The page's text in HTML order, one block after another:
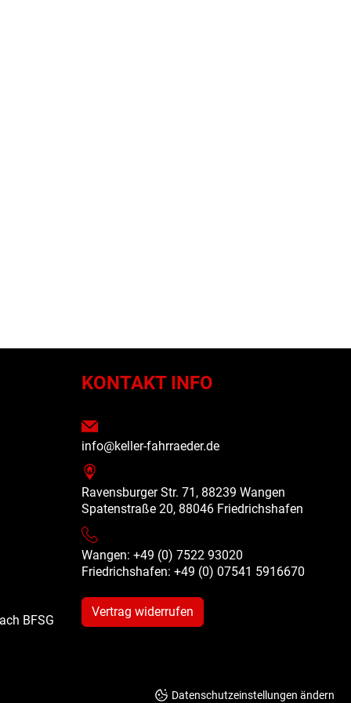
BFSG
KONTAKT INFO
info@keller-fahrraeder.de
Ravensburger Str. 71, 88239 Wangen
Spatenstraße 20, 88046 Friedrichshafen
Wangen: +49 (0) 7522 93020
Friedrichshafen: +49 (0)07541 5916670
Vertrag widerrufen
Datenschutzeinstellungen ändern